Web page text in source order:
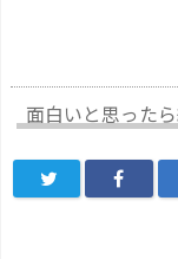
面白いと思った